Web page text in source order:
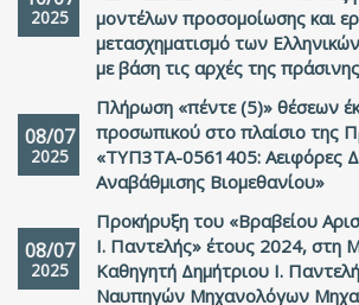
2025
μοντέλων προσομοίωσης και
μετασχηματισμό των
με βάση τις αρχές της
08/07
2025
Πλήρωση «πέντε (5)» θέσεων
προσωπικού στο πλαίσιο της
«ΤΥΠ3ΤΑ-0561405: Αειφόρες
Αναβάθμισης Βιομεθανίου»
08/07
2025
Προκήρυξη του «Βραβείου
Ι. Παντελής» έτους 2024, στη
Καθηγητή Δημήτριου Ι.
Ναυπηγών Μηχανολόγων